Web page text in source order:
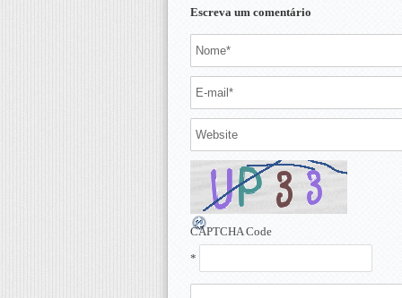
Escreva um comentário
CAPTCHA Code
*